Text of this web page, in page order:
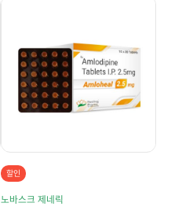
할인
노바스크 제네릭